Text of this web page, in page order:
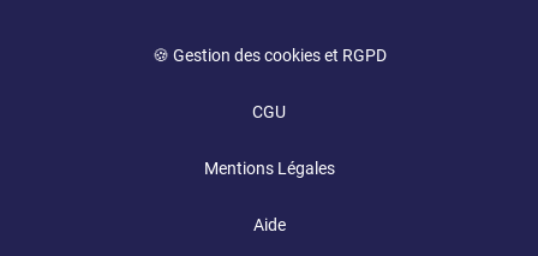
🍪 Gestion des cookies et RGPD
CGU
Mentions Légales
Aide